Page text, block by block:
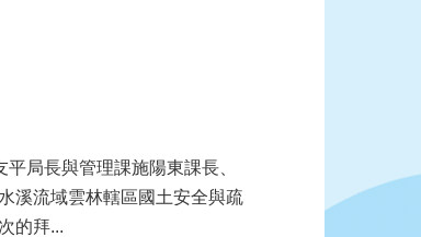
溪流域雲林轄區國土安全與疏
的拜...